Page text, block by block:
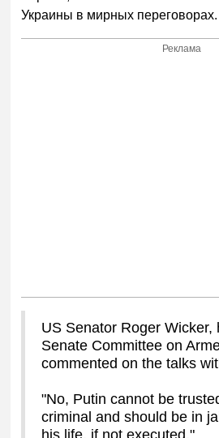
Украины в мирных переговорах.
Реклама
US Senator Roger Wicker,
Senate Committee on
commented on the talks
"No, Putin cannot be
criminal and should be in
his life, if not executed."